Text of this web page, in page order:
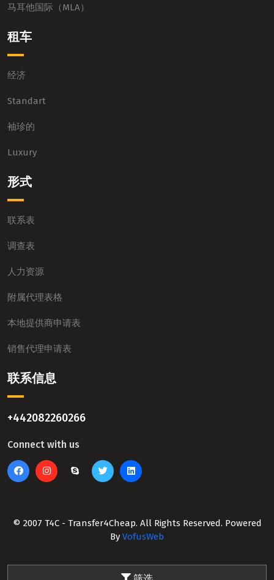
马耳他国际（MLA）
租车
经济
Standart
袖珍的
Luxury
形式
联系表
调查表
人力资源
附属代理表格
本地提供商申请表
销售代理申请表
联系信息
+442082260266
Connect with us
© 2007 T4C - Transfer4Cheap. All Rights Reserved. Powered
By VofusWeb